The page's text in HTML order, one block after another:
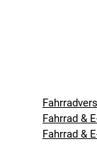
Fahrrad &
Fahrrad &